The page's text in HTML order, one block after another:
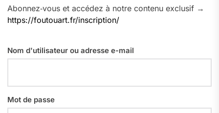
Abonnez‑vous et accédez à notre contenu exclusif →
https://foutouart.fr/inscription/
Nom d'utilisateur ou adresse e-mail
Mot de passe